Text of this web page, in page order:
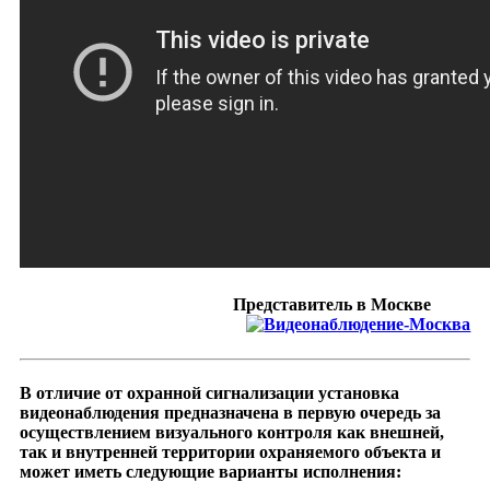
Представитель в Москве
Вотличие от охранной сигнализации установка
видеонаблюдения предназначена в первую очередь за
осуществлением визуального контроля как внешней,
так и внутренней территории охраняемого объекта и
может иметь следующие варианты исполнения: